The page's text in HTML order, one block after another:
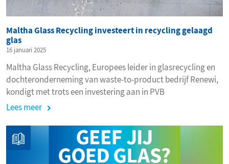
Maltha Glass Recycling investeert in recycling gelaagd
glas
16 januari 2025
Maltha Glass Recycling, Europees leider in glasrecycling en
dochteronderneming van waste-to-product bedrijf Renewi,
kondigt met trots een investering aan in PVB
(polyvinylbutyral) recycling op haar locatie in Lommel,
Lees meer